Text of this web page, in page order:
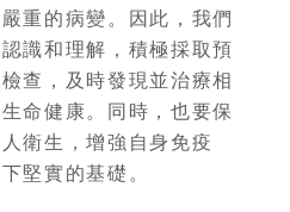
重的病變。因此，我們
識和理解，積極採取預
查，及時發現並治療相
命健康。同時，也要保
衛生，增強自身免疫
堅實的基礎。